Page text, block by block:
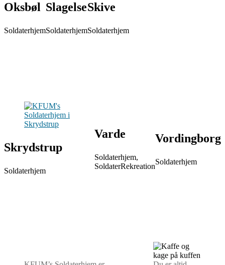
Oksbøl
Soldaterhjem
Slagelse
Soldaterhjem
Skive
Soldaterhjem
Skrydstrup
Soldaterhjem
Varde
Soldaterhjem,
SoldaterRekreation
Vordingborg
Soldaterhjem